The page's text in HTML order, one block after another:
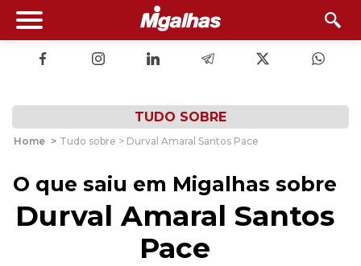
TUDO SOBRE
Home > Tudo sobre > Durval Amaral Santos Pace
O que saiu em Migalhas sobre
Durval Amaral Santos
Pace